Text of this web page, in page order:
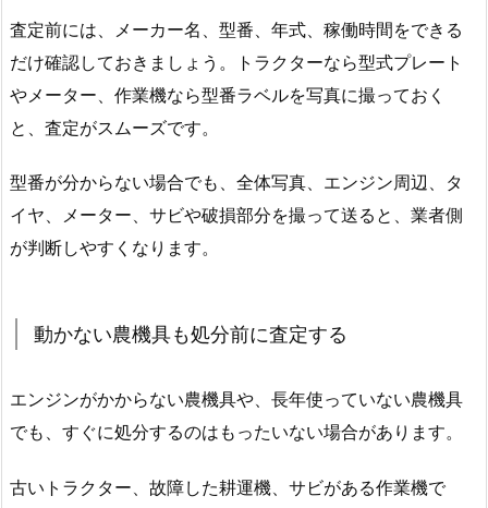
査定前には、メーカー名、型番、年式、稼働時間をできる
だけ確認しておきましょう。トラクターなら型式プレート
やメーター、作業機なら型番ラベルを写真に撮っておく
と、査定がスムーズです。
型番が分からない場合でも、全体写真、エンジン周辺、タ
イヤ、メーター、サビや破損部分を撮って送ると、業者側
が判断しやすくなります。
動かない農機具も処分前に査定する
エンジンがかからない農機具や、長年使っていない農機具
でも、すぐに処分するのはもったいない場合があります。
古いトラクター、故障した耕運機、サビがある作業機で